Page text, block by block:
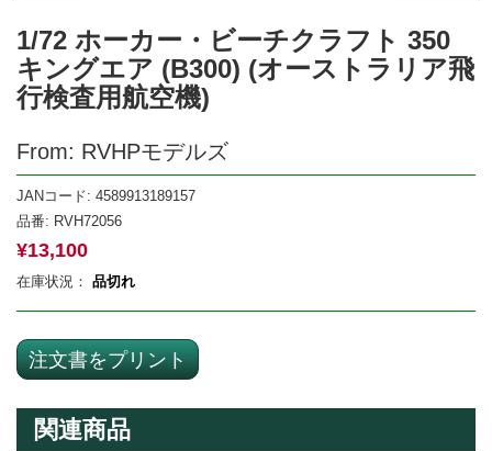
1/72 ホーカー・ビーチクラフト 350
キングエア (B300) (オーストラリア飛
行検査用航空機)
From: RVHPモデルズ
JANコード: 4589913189157
品番: RVH72056
¥13,100
在庫状況： 品切れ
注文書をプリント
関連商品